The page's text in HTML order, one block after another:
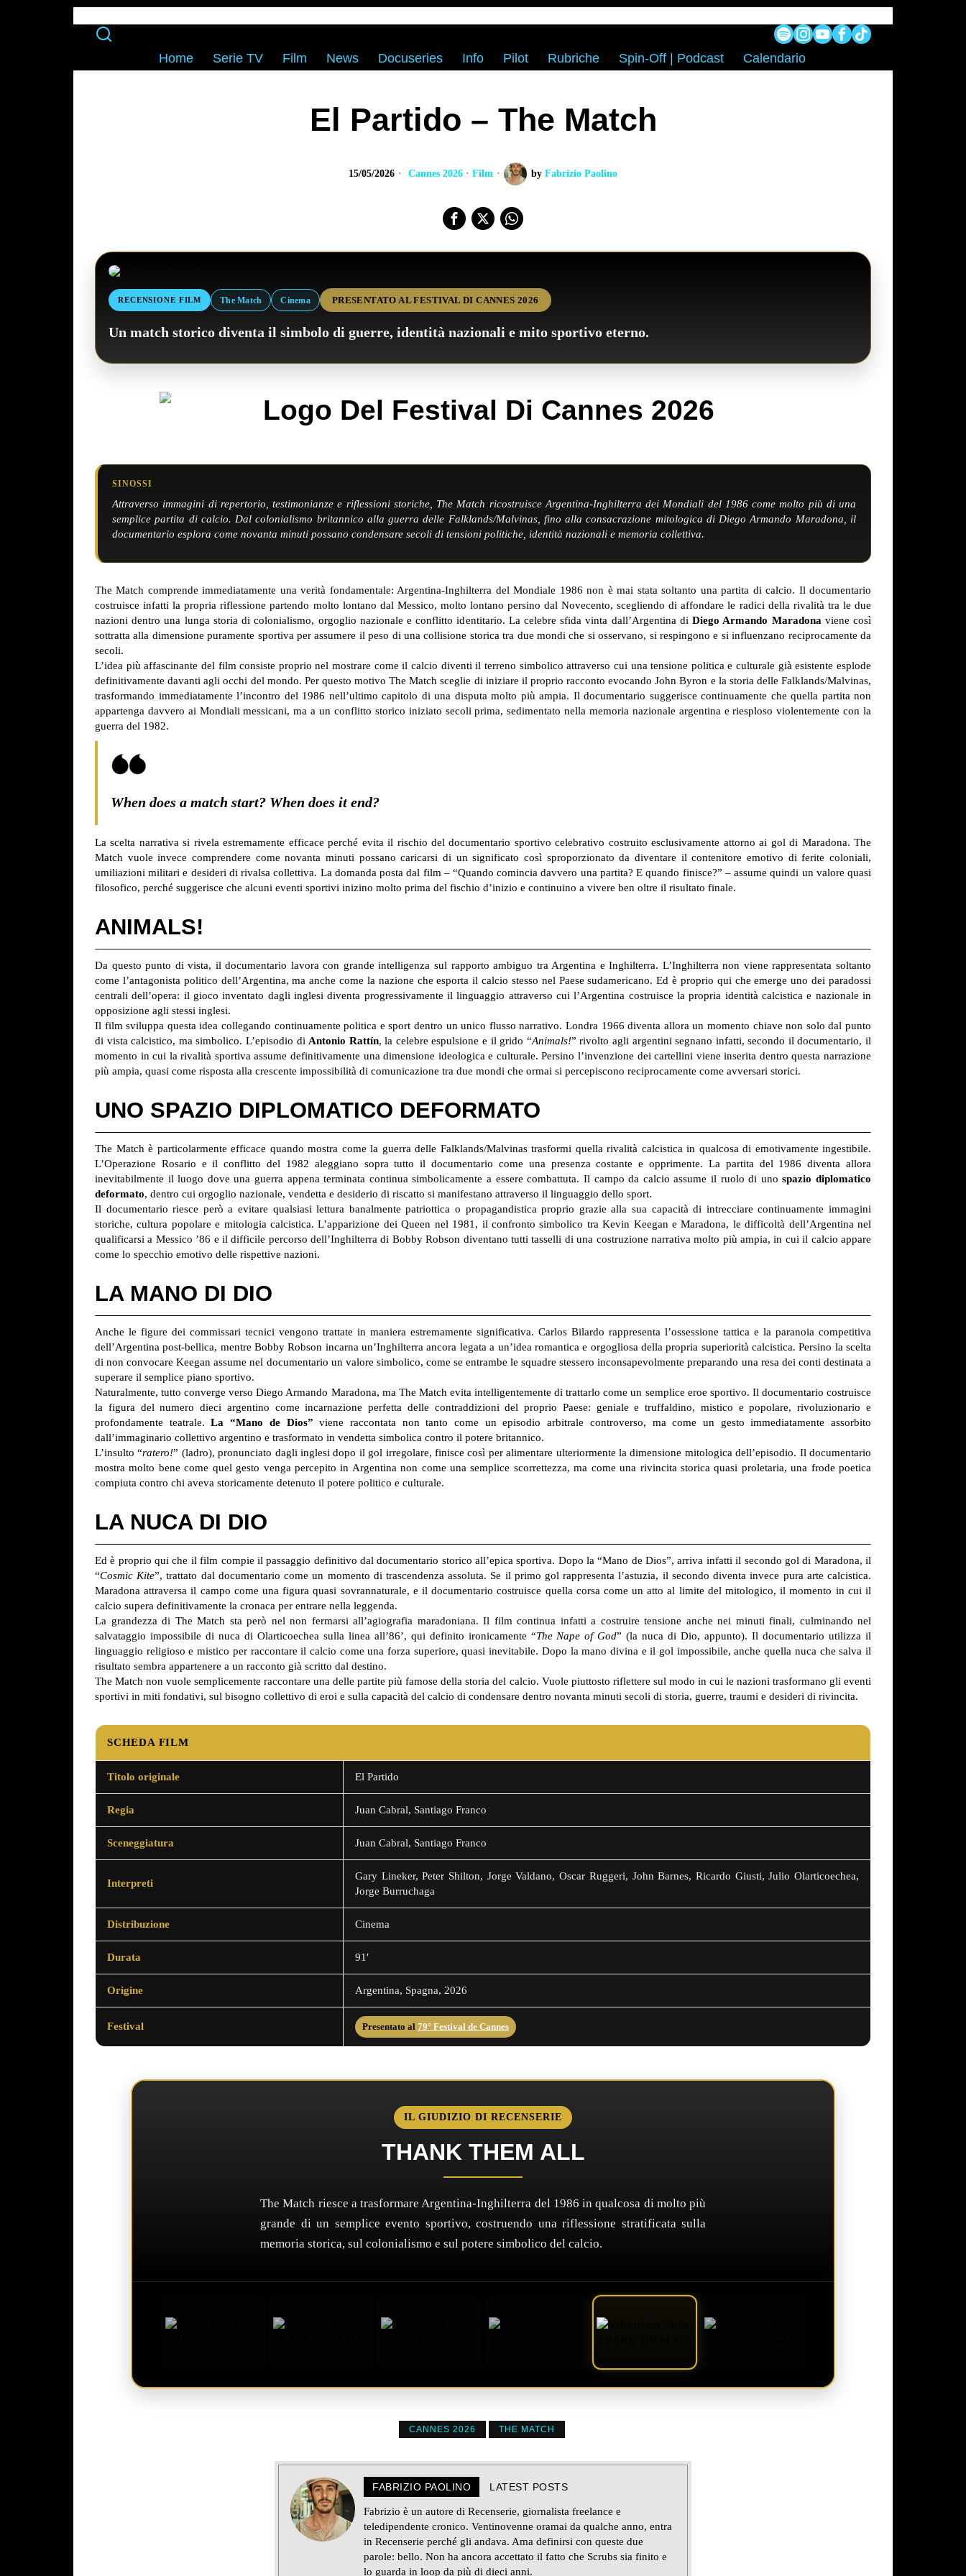
Home Serie TV Film News Docuseries Info Pilot Rubriche Spin-Off | Podcast Calendario
El Partido – The Match
15/05/2026 Cannes 2026 · Film by Fabrizio Paolino
RECENSIONE FILM The Match Cinema PRESENTATO AL FESTIVAL DI CANNES 2026
Un match storico diventa il simbolo di guerre, identità nazionali e mito sportivo eterno.
SINOSSI
Attraverso immagini di repertorio, testimonianze e riflessioni storiche, The Match ricostruisce Argentina-Inghilterra dei Mondiali del 1986 come molto più di una
semplice partita di calcio. Dal colonialismo britannico alla guerra delle Falklands/Malvinas, fino alla consacrazione mitologica di Diego Armando Maradona, il
documentario esplora come novanta minuti possano condensare secoli di tensioni politiche, identità nazionali e memoria collettiva.
The Match comprende immediatamente una verità fondamentale: Argentina-Inghilterra del Mondiale 1986 non è mai stata soltanto una partita di calcio. Il documentario
costruisce infatti la propria riflessione partendo molto lontano dal Messico, molto lontano persino dal Novecento, scegliendo di affondare le radici della rivalità tra le due
nazioni dentro una lunga storia di colonialismo, orgoglio nazionale e conflitto identitario. La celebre sfida vinta dall’Argentina diDiego Armando Maradona viene così
sottratta alla dimensione puramente sportiva per assumere il peso di una collisione storica tra due mondi che si osservano, si respingono e si influenzano reciprocamente da
secoli.
L’idea più affascinante del film consiste proprio nel mostrare come il calcio diventi il terreno simbolico attraverso cui una tensione politica e culturale già esistente esplode
definitivamente davanti agli occhi del mondo. Per questo motivo The Match sceglie di iniziare il proprio racconto evocando John Byron e la storia delle Falklands/Malvinas,
trasformando immediatamente l’incontro del 1986 nell’ultimo capitolo di una disputa molto più ampia. Il documentario suggerisce continuamente che quella partita non
appartenga davvero ai Mondiali messicani, ma a un conflitto storico iniziato secoli prima, sedimentato nella memoria nazionale argentina e riesploso violentemente con la
guerra del 1982.
When does a match start? When does it end?
La scelta narrativa si rivela estremamente efficace perché evita il rischio del documentario sportivo celebrativo costruito esclusivamente attorno ai gol di Maradona. The
Match vuole invece comprendere come novanta minuti possano caricarsi di un significato così sproporzionato da diventare il contenitore emotivo di ferite coloniali,
umiliazioni militari e desideri di rivalsa collettiva. La domanda posta dal film – “Quando comincia davvero una partita? E quando finisce?” – assume quindi un valore quasi
filosofico, perché suggerisce che alcuni eventi sportivi inizino molto prima del fischio d’inizio e continuino a vivere ben oltre il risultato finale.
ANIMALS!
Da questo punto di vista, il documentario lavora con grande intelligenza sul rapporto ambiguo tra Argentina e Inghilterra. L’Inghilterra non viene rappresentata soltanto
come l’antagonista politico dell’Argentina, ma anche come la nazione che esporta il calcio stesso nel Paese sudamericano. Ed è proprio qui che emerge uno dei paradossi
centrali dell’opera: il gioco inventato dagli inglesi diventa progressivamente il linguaggio attraverso cui l’Argentina costruisce la propria identità calcistica e nazionale in
opposizione agli stessi inglesi.
Il film sviluppa questa idea collegando continuamente politica e sport dentro un unico flusso narrativo. Londra 1966 diventa allora un momento chiave non solo dal punto
di vista calcistico, ma simbolico. L’episodio di Antonio Rattín, la celebre espulsione e il grido “Animals!” rivolto agli argentini segnano infatti, secondo il documentario, il
momento in cui la rivalità sportiva assume definitivamente una dimensione ideologica e culturale. Persino l’invenzione dei cartellini viene inserita dentro questa narrazione
più ampia, quasi come risposta alla crescente impossibilità di comunicazione tra due mondi che ormai si percepiscono reciprocamente come avversari storici.
UNO SPAZIO DIPLOMATICO DEFORMATO
The Match è particolarmente efficace quando mostra come la guerra delle Falklands/Malvinas trasformi quella rivalità calcistica in qualcosa di emotivamente ingestibile.
L’Operazione Rosario e il conflitto del 1982 aleggiano sopra tutto il documentario come una presenza costante e opprimente. La partita del 1986 diventa allora
inevitabilmente il luogo dove una guerra appena terminata continua simbolicamente a essere combattuta. Il campo da calcio assume il ruolo di unospazio diplomatico
deformato, dentro cui orgoglio nazionale, vendetta e desiderio di riscatto si manifestano attraverso il linguaggio dello sport.
Il documentario riesce però a evitare qualsiasi lettura banalmente patriottica o propagandistica proprio grazie alla sua capacità di intrecciare continuamente immagini
storiche, cultura popolare e mitologia calcistica. L’apparizione dei Queen nel 1981, il confronto simbolico tra Kevin Keegan e Maradona, le difficoltà dell’Argentina nel
qualificarsi a Messico ’86 e il difficile percorso dell’Inghilterra di Bobby Robson diventano tutti tasselli di una costruzione narrativa molto più ampia, in cui il calcio appare
come lo specchio emotivo delle rispettive nazioni.
LA MANO DI DIO
Anche le figure dei commissari tecnici vengono trattate in maniera estremamente significativa. Carlos Bilardo rappresenta l’ossessione tattica e la paranoia competitiva
dell’Argentina post-bellica, mentre Bobby Robson incarna un’Inghilterra ancora legata a un’idea romantica e orgogliosa della propria superiorità calcistica. Persino la scelta
di non convocare Keegan assume nel documentario un valore simbolico, come se entrambe le squadre stessero inconsapevolmente preparando una resa dei conti destinata a
superare il semplice piano sportivo.
Naturalmente, tutto converge verso Diego Armando Maradona, ma The Match evita intelligentemente di trattarlo come un semplice eroe sportivo. Il documentario costruisce
la figura del numero dieci argentino come incarnazione perfetta delle contraddizioni del proprio Paese: geniale e truffaldino, mistico e popolare, rivoluzionario e
profondamente teatrale.La “Mano de Dios” viene raccontata non tanto come un episodio arbitrale controverso, ma come un gesto immediatamente assorbito
dall’immaginario collettivo argentino e trasformato in vendetta simbolica contro il potere britannico.
L’insulto “ratero!” (ladro), pronunciato dagli inglesi dopo il gol irregolare, finisce così per alimentare ulteriormente la dimensione mitologica dell’episodio. Il documentario
mostra molto bene come quel gesto venga percepito in Argentina non come una semplice scorrettezza, ma come una rivincita storica quasi proletaria, una frode poetica
compiuta contro chi aveva storicamente detenuto il potere politico e culturale.
LA NUCA DI DIO
Ed è proprio qui che il film compie il passaggio definitivo dal documentario storico all’epica sportiva. Dopo la “Mano de Dios”, arriva infatti il secondo gol di Maradona, il
“Cosmic Kite”, trattato dal documentario come un momento di trascendenza assoluta. Se il primo gol rappresenta l’astuzia, il secondo diventa invece pura arte calcistica.
Maradona attraversa il campo come una figura quasi sovrannaturale, e il documentario costruisce quella corsa come un atto al limite del mitologico, il momento in cui il
calcio supera definitivamente la cronaca per entrare nella leggenda.
La grandezza di The Match sta però nel non fermarsi all’agiografia maradoniana. Il film continua infatti a costruire tensione anche nei minuti finali, culminando nel
salvataggio impossibile di nuca di Olarticoechea sulla linea all’86’, qui definito ironicamente “The Nape of God” (la nuca di Dio, appunto). Il documentario utilizza il
linguaggio religioso e mistico per raccontare il calcio come una forza superiore, quasi inevitabile. Dopo la mano divina e il gol impossibile, anche quella nuca che salva il
risultato sembra appartenere a un racconto già scritto dal destino.
The Match non vuole semplicemente raccontare una delle partite più famose della storia del calcio. Vuole piuttosto riflettere sul modo in cui le nazioni trasformano gli eventi
sportivi in miti fondativi, sul bisogno collettivo di eroi e sulla capacità del calcio di condensare dentro novanta minuti secoli di storia, guerre, traumi e desideri di rivincita.
SCHEDA FILM
Titolo originale El Partido
Regia Juan Cabral, Santiago Franco
Sceneggiatura Juan Cabral, Santiago Franco
Interpreti
Gary Lineker, Peter Shilton, Jorge Valdano, Oscar Ruggeri, John Barnes, Ricardo Giusti, Julio Olarticoechea,
Jorge Burruchaga
Distribuzione Cinema
Durata 91′
Origine Argentina, Spagna, 2026
Festival Presentato al 79° Festival de Cannes
IL GIUDIZIO DI RECENSERIE
THANK THEM ALL
The Match riesce a trasformare Argentina-Inghilterra del 1986 in qualcosa di molto più
grande di un semplice evento sportivo, costruendo una riflessione stratificata sulla
memoria storica, sul colonialismo e sul potere simbolico del calcio.
CANNES 2026 THE MATCH
FABRIZIO PAOLINO LATEST POSTS
Fabrizio è un autore di Recenserie, giornalista freelance e
teledipendente cronico. Ventinovenne oramai da qualche anno, entra
in Recenserie perché gli andava. Ama definirsi con queste due
parole: bello. Non ha ancora accettato il fatto che Scrubs sia finito e
lo guarda in loop da più di dieci anni.